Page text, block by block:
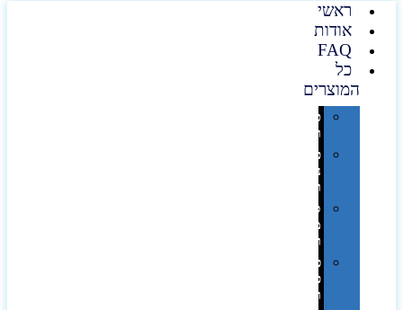
ראשי
אודות
FAQ
כל
המוצרים
טכנולוגיה
וגאדג'טים
פנאי,
נופש
ונסיעות
סביבת
משרד
ופרימיום
כלים,
פנסים
ורכב